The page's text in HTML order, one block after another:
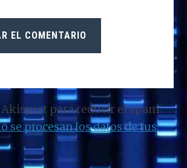
para reducir el spam.
se procesan los datos de tus